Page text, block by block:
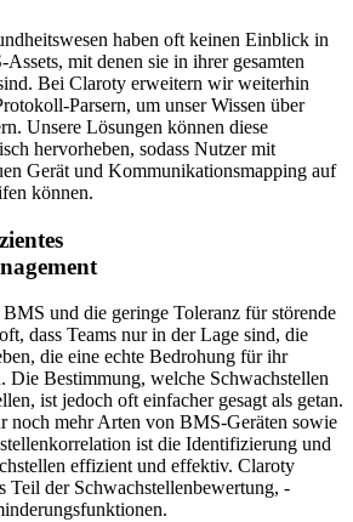
haben oft keinen Einblick in
mit denen sie in ihrer gesamten
Bei Claroty erweitern wir weiterhin
Parsern, um unser Wissen über
Unsere Lösungen können diese
hervorheben, sodass Nutzer mit
Gerät und Kommunikationsmapping auf
können.
und die geringe Toleranz für störende
dass Teams nur in der Lage sind, die
die eine echte Bedrohung für ihr
Die Bestimmung, welche Schwachstellen
ist jedoch oft einfacher gesagt als getan.
noch mehr Arten von BMS-Geräten sowie
ist die Identifizierung und
effizient und effektiv. Claroty
Teil der Schwachstellenbewertung, -